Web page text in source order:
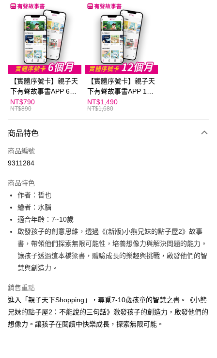
LINE Pay
Apple Pay
大哥付你分期
相關說明
【大哥付你分期使用說明】
1.本服務由台灣大哥大提供，台灣大哥大用戶可立即使用無須另外申請。
2.付款方式選擇「大哥付你分期」，訂單成立後會自動跳轉到大哥付的交易
流程，驗證手機門號後，選擇欲分期的期數、繳款截止日，確認付款後即完
成交易。
3.實際核准額度、可分期數及費用金額請依後續交易確認頁面所載為準。
法說明評估內容。
1.分期款項不併入電信帳單，「大哥付你分期」於每月結算日後寄送繳費提
醒簡訊。
【注意事項】
1.本服務係由「台灣大哥大股份有限公司」（以下簡稱本公司）所提供，讓
用戶於交易時，得透過本服務購買商品或服務，並由商店將買賣／分期付款
買賣價金債權讓與本公司後，依約使用本公司帳單繳交帳款。
2.基於同意付款使用「大哥付你分期」之契約關係目的，商店將以您的個人
由本公司與您本人進行分期帳單所需資料之確認、核對及更正。
3.完整用戶服務條款，請詳閱以下連結：https://oppay.tw/userRule
AFTEE先享後付
相關說明
【關於「AFTEE先享後付」】
AFTEE先享後付是「在收到商品之後才付款」的支付方式。 讓您購物簡單
便利好安心！
２．便利：只要手機號碼，簡訊認證，即可結帳。
３．安心：先確認商品／服務後，再付款。
【「AFTEE先享後付」結帳流程】
１．於結帳方式選擇「AFTEE先享後付」後，將跳轉至「AFTEE先享後付」
２．訂單成立數日內，您將收到繳費通知簡訊。
ATM／網路銀行／等多元方式進行付款，方視為交易完成。
※ 請注意：結帳手續完成當下不需立刻繳費，但若您需要取消訂單，請聯絡
購買商品的店家。未經商家同意取消之訂單仍視為有效，需透過AFTEE先享
後付繳納相關費用。
※ 交易是否成功請以「AFTEE先享後付 」之結帳頁面顯示為準，若有關於
是否繳費成功／繳費後需取消欲退款等相關疑問，請聯繫「AFTEE先享後付
【注意事項】
易，需依本服務之必要範圍內提供個人資料，並將交易相關給付款項請求債
２．關於個人資料處理事宜，請瀏覽以下網址：
https://aftee.tw/terms/#terms3
３．未成年的使用者請事先徵得法定代理人或監護人之同意方可使用
「AFTEE先享後付」，若未經同意申辦者引起之損失，本公司不負相關責
ATM付款
每筆NT$70，滿NT$499(含以上)免運費
每筆NT$70，滿NT$800(含以上)免運費
國內宅配/郵寄 (不適用離島、海外及郵局i郵箱)
每筆NT$70，滿NT$800(含以上)免運費
離島宅配（澎湖、金門、馬祖、小琉球；不適用於郵局i郵箱）
每筆NT$200
海外包裹航空運送
【實體序號卡】親子天
下有聲故事書APP 6個
月
NT$790
NT$890
【實體序號卡】親子天
下有聲故事書APP 12
個月
NT$1,490
NT$1,680
商品特色
商品編號
9311284
商品特色
作者：哲也
繪者：水腦
適合年齡：7~10歲
啟發孩子的創意思維，透過《(新版)小熊兄妹的點子屋2》故事
書，帶領他們探索無限可能性，培養想像力與解決問題的能力。
讓孩子透過這本橋梁書，體驗成長的樂趣與挑戰，啟發他們的智
慧與創造力。
銷售重點
進入「親子天下Shopping」，尋覓7-10歲孩童的智慧之書。《小熊
兄妹的點子屋2：不能說的三句話》激發孩子的創造力，啟發他們的
想像力。讓孩子在閱讀中快樂成長，探索無限可能。